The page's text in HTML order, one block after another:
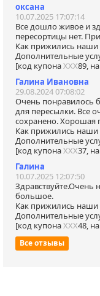
нами
в
оксана
10.07.2025 17:07:14
Все дошло живое и
пересортицы нет.
Как прижились наши
Дополнительные
[код купонаХХХ89,
Галина Ивановна
29.08.2024 07:08:02
Очень понравилось
для пересылки. Все
сохранено. Хорошая
Как прижились наши
Дополнительные
[код купонаХХХ37,
Галина
10.07.2025 12:07:50
Здравствуйте.Очень
большое.
Как прижились наши
Дополнительные
[код купонаХХХ48,
Все отзывы